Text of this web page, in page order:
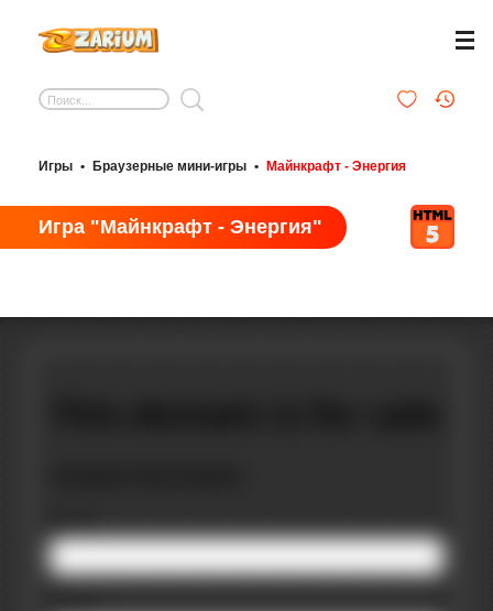
Игры • Браузерные мини-игры • Майнкрафт - Энергия
Игра "Майнкрафт - Энергия"